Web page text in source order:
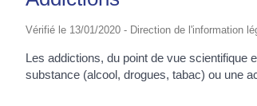
Vérifié le 13/01/2020 - Direction de l'information
Les addictions, du point de vue scientifique
substance (alcool, drogues, tabac) ou une